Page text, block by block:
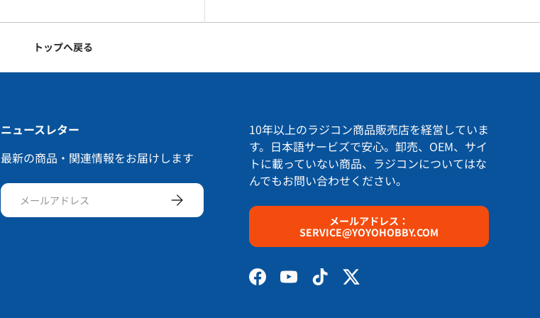
トップへ戻る
ニュースレター
最新の商品・関連情報をお届けします
メールアドレス サブスクリプションする
10年以上のラジコン商品販売店を経営していま
す。日本語サービズで安心。卸売、OEM、サイ
トに載っていない商品、ラジコンについてはな
んでもお問い合わせください。
メールアドレス：
SERVICE@YOYOHOBBY.COM
FacebookYouTubeTikTokTwitter